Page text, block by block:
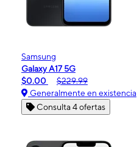
Samsung
Galaxy A17 5G
$0.00
$229.99
Generalmente en existencia
Consulta 4 ofertas